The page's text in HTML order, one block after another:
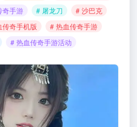
奇手游 # 屠龙刀
# 沙巴克
传奇手机版
# 热血传奇手游
# 热血传奇手游活动